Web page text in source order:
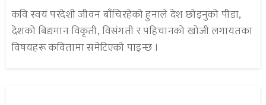
कवि स्वयं परदेशी जीवन बाँचिरहेको हुनाले देश छोड्नुको पीडा,
देशको बिद्यमान विकृती, विसंगती र पहिचानको खोजी लगायतका
विषयहरू कवितामा समेटिएको पाइन्छ ।